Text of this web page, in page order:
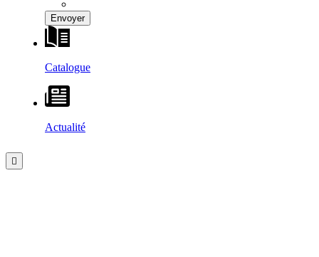
Catalogue
Actualité